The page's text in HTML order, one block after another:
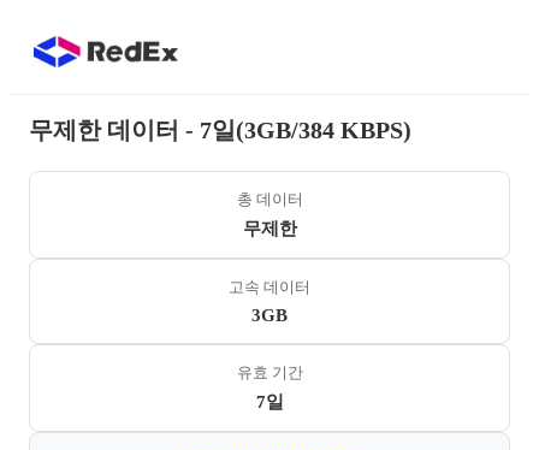
무제한 데이터 - 7일(3GB/384 KBPS)
총 데이터
무제한
고속 데이터
3GB
유효 기간
7일